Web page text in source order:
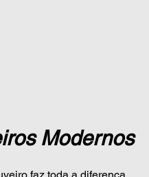
Modernos